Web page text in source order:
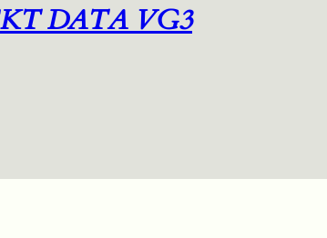
DATA VG3